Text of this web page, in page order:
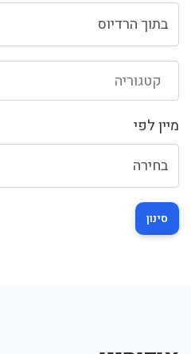
קטגוריה
מיין לפי
סינון